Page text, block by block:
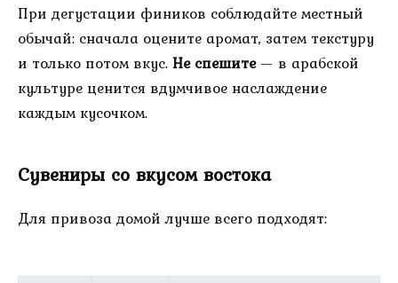
При дегустации фиников соблюдайте местный
обычай: сначала оцените аромат, затем текстуру
и только потом вкус.Не спешите— в арабской
культуре ценится вдумчивое наслаждение
каждым кусочком.
Сувениры со вкусом востока
Для привоза домой лучше всего подходят: